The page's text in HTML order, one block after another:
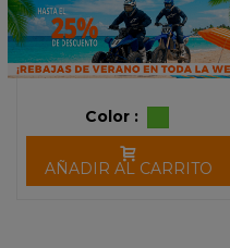
Color :
AÑADIR AL CARRITO